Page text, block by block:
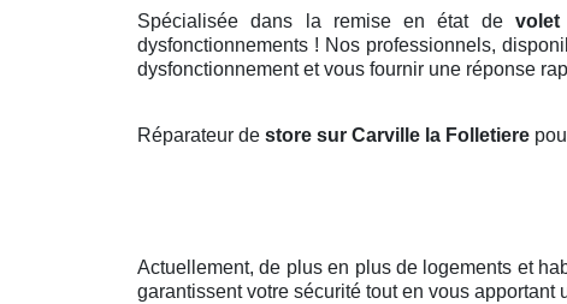
Spécialisée dans la remise en état de
dysfonctionnements ! Nos professionnels,
dysfonctionnement et vous fournir une réponse
Réparateur de store sur Carville la Folletiere
Actuellement, de plus en plus de logements et
garantissent votre sécurité tout en vous apportant